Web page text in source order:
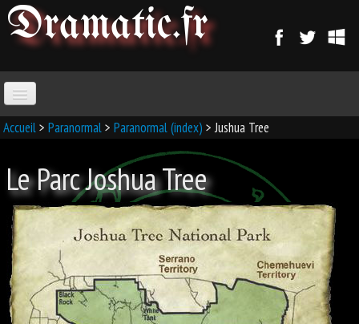
Dramatic.fr
ACCUEIL
PARANORMAL
MAGIE
SORCELLERIE
MAGIE D'AMOUR
Accueil> Paranormal> Paranormal (index) > Jushua Tree
Le Parc Joshua Tree